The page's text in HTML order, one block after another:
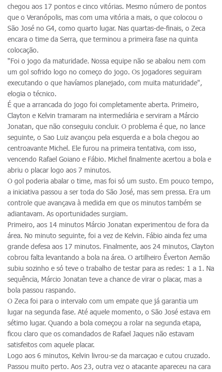
chegou aos 17 pontos e cinco vitórias. Mesmo número de pontos
que o Veranópolis, mas com uma vitória a mais, o que colocou o
São José no G4, como quarto lugar. Nas quartas-de-finais, o Zeca
encara o time da Serra, que terminou a primeira fase na quinta
colocação.
"Foi o jogo da maturidade. Nossa equipe não se abalou nem com
um gol sofrido logo no começo do jogo. Os jogadores seguiram
executando o que havíamos planejado, com muita maturidade",
elogia o técnico.
É que a arrancada do jogo foi completamente aberta. Primeiro,
Clayton e Kelvin tramaram na intermediária e serviram a Márcio
Jonatan, que não conseguiu concluir. O problema é que, no lance
seguinte, o Sao Luiz avançou pela esquerda e a bola chegou ao
centroavante Michel. Ele furou na primeira tentativa, com isso,
vencendo Rafael Goiano e Fábio. Michel finalmente acertou a bola e
abriu o placar logo aos 7 minutos.
O gol poderia abalar o time, mas foi só um susto. Em pouco tempo,
a iniciativa passou a ser toda do São José, mas sem pressa. Era um
controle que avançava à medida em que os minutos também se
adiantavam. As oportunidades surgiam.
Primeiro, aos 14 minutos Márcio Jonatan experimentou de fora da
área. No minuto seguinte, foi a vez de Kelvin. Fábio ainda fez uma
grande defesa aos 17 minutos. Finalmente, aos 24 minutos, Clayton
cobrou falta levantando a bola na área. O artilheiro Éverton Aemão
subiu sozinho e só teve o trabalho de testar para as redes: 1 a 1. Na
sequência, Márcio Jonatan teve a chance de virar o placar, mas a
bola passou raspando.
O Zeca foi para o intervalo com um empate que já garantia um
lugar na segunda fase. Até aquele momento, o São José estava em
sétimo lugar. Quando a bola começou a rolar na segunda etapa,
ficou claro que os comandados de Rafael Jaques não estavam
satisfeitos com aquele placar.
Logo aos 6 minutos, Kelvin livrou-se da marcaçao e cutou cruzado.
Passou muito perto. Aos 23, outra vez o atacante apareceu na cara